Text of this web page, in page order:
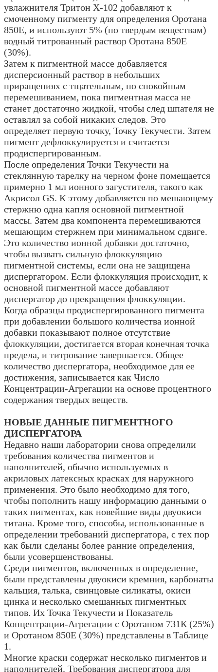
увлажнителя Тритон Х-102 добавляют к
смоченному пигменту для определения Оротана
850Е, и используют 5% (по твердым веществам)
водный титрованный раствор Оротана 850Е
(30%).
Затем к пигментной массе добавляется
дисперсионный раствор в небольших
приращениях с тщательным, но спокойным
перемешиванием, пока пигментная масса не
станет достаточно жидкой, чтобы след шпателя не
оставлял за собой никаких следов. Это
определяет первую точку, Точку Текучести. Затем
пигмент дефлоккулируется и считается
продиспергированным.
После определения Точки Текучести на
стеклянную тарелку на черном фоне помещается
примерно 1 мл ионного загустителя, такого как
Акрисол GS. К этому добавляется по мешающему
стержню одна капля основной пигментной
массы. Затем два компонента перемешиваются
мешающим стержнем при минимальном сдвиге.
Это количество ионной добавки достаточно,
чтобы вызвать сильную флоккуляцию
пигментной системы, если она не защищена
диспергатором. Если флоккуляция происходит, к
основной пигментной массе добавляют
диспергатор до прекращения флоккуляции.
Когда образцы продиспергированного пигмента
при добавлении большого количества ионной
добавки показывают полное отсутствие
флоккуляции, достигается вторая конечная точка
предела, и титрование завершается. Общее
количество диспергатора, необходимое для ее
достижения, записывается как Число
Концентрации-Агрегации на основе процентного
содержания твердых веществ.
НОВЫЕ ДАННЫЕ ПИГМЕНТНОГО
ДИСПЕРГАТОРА
Недавно наши лаборатории снова определили
требования количества пигментов и
наполнителей, обычно используемых в
акриловых латексных красках для наружного
применения. Это было необходимо для того,
чтобы пополнить нашу информацию данными о
таких пигментах, как новейшие виды двуокиси
титана. Кроме того, способы, использованные в
определении требований диспергатора, с тех пор
как были сделаны более ранние определения,
были усовершенствованы.
Среди пигментов, включенных в определение,
были представлены двуокиси кремния, карбонаты
кальция, талька, свинцовые силикаты, окиси
цинка и несколько смешанных пигментных
типов. Их Точка Текучести и Показатель
Концентрации-Агрегации с Оротаном 731К (25%)
и Оротаном 850Е (30%) представлены в Таблице
1.
Многие краски содержат несколько пигментов и
наполнителей. Требования диспергатора для